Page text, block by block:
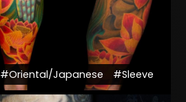
#Oriental/Japanese #Sleeve